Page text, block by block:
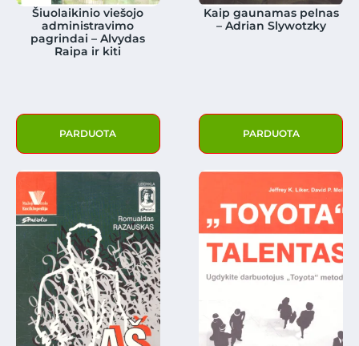
Šiuolaikinio viešojo
administravimo
pagrindai – Alvydas
Raipa ir kiti
PARDUOTA
Kaip gaunamas pelnas
– Adrian Slywotzky
PARDUOTA